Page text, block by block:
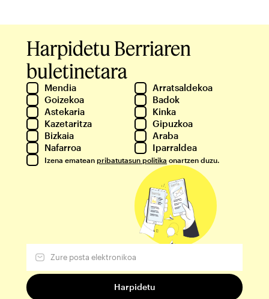
Harpidetu Berriaren
buletinetara
Mendia
Arratsaldekoa
Goizekoa
Badok
Astekaria
Kinka
Kazetaritza
Gipuzkoa
Bizkaia
Araba
Nafarroa
Iparraldea
Izena ematean pribatutasun politika onartzen duzu.